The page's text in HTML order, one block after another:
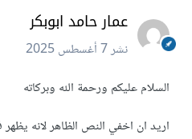
عمار حامد ابوبكر
نشر7 أغسطس 2025
السلام عليكم ورحمة الله وبركاته
اريد ان اخفي النص الظاهر لانه